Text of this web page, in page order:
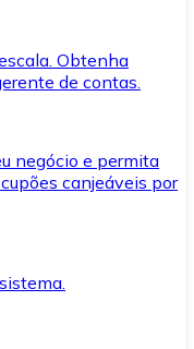
Obtenha
de contas.
negócio e permita
canjeáveis por